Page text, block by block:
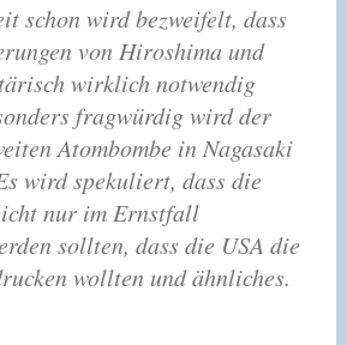
schon wird bezweifelt, dass
von Hiroshima und
wirklich notwendig
fragwürdig wird der
Atombombe in Nagasaki
wird spekuliert, dass die
nur im Ernstfall
sollten, dass die USA die
wollten und ähnliches.